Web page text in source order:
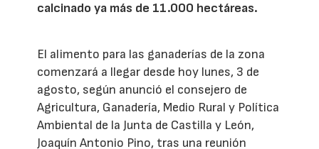
calcinado ya más de 11.000 hectáreas.
El alimento para las ganaderías de la zona
comenzará a llegar desde hoy lunes, 3 de
agosto, según anunció el consejero de
Agricultura, Ganadería, Medio Rural y Política
Ambiental de la Junta de Castilla y León,
Joaquín Antonio Pino, tras una reunión